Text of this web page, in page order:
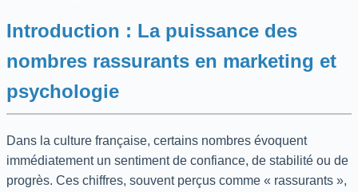
Introduction : La puissance des
nombres rassurants en marketing et
psychologie
Dans la culture française, certains nombres évoquent
immédiatement un sentiment de confiance, de stabilité ou de
progrès. Ces chiffres, souvent perçus comme « rassurants »,